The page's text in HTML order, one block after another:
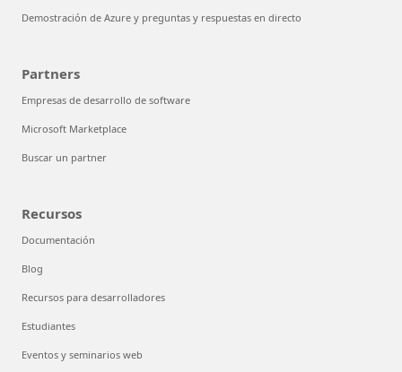
Demostración de Azure y preguntas y respuestas en directo
Partners
Empresas de desarrollo de software
Microsoft Marketplace
Buscar un partner
Recursos
Documentación
Blog
Recursos para desarrolladores
Estudiantes
Eventos y seminarios web